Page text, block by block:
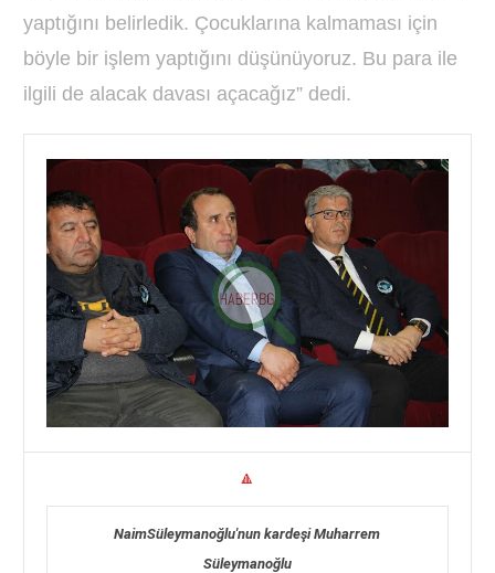
yaptığını belirledik. Çocuklarına kalmaması için
böyle bir işlem yaptığını düşünüyoruz. Bu para ile
ilgili de alacak davası açacağız” dedi.
🔺
NaimSüleymanoğlu'nun kardeşi Muharrem
Süleymanoğlu